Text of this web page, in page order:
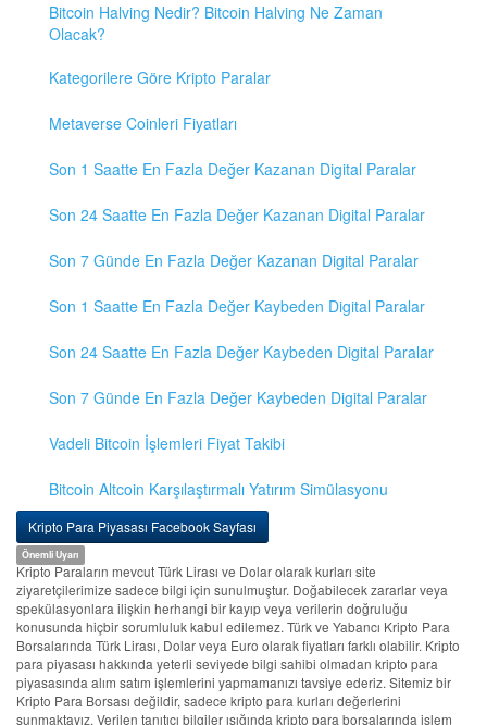
Bitcoin Halving Nedir? Bitcoin Halving Ne Zaman
Olacak?
Kategorilere Göre Kripto Paralar
Metaverse Coinleri Fiyatları
Son 1 Saatte En Fazla Değer Kazanan Digital Paralar
Son 24 Saatte En Fazla Değer Kazanan Digital Paralar
Son 7 Günde En Fazla Değer Kazanan Digital Paralar
Son 1 Saatte En Fazla Değer Kaybeden Digital Paralar
Son 24 Saatte En Fazla Değer Kaybeden Digital Paralar
Son 7 Günde En Fazla Değer Kaybeden Digital Paralar
Vadeli Bitcoin İşlemleri Fiyat Takibi
Bitcoin Altcoin Karşılaştırmalı Yatırım Simülasyonu
Kripto Para Piyasası Facebook Sayfası
Önemli Uyarı
Kripto Paraların mevcut Türk Lirası ve Dolar olarak kurları site
ziyaretçilerimize sadece bilgi için sunulmuştur. Doğabilecek zararlar veya
spekülasyonlara ilişkin herhangi bir kayıp veya verilerin doğruluğu
konusunda hiçbir sorumluluk kabul edilemez. Türk ve Yabancı Kripto Para
Borsalarında Türk Lirası, Dolar veya Euro olarak fiyatları farklı olabilir. Kripto
para piyasası hakkında yeterli seviyede bilgi sahibi olmadan kripto para
piyasasında alım satım işlemlerini yapmamanızı tavsiye ederiz. Sitemiz bir
Kripto Para Borsası değildir, sadece kripto para kurları değerlerini
sunmaktayız. Verilen tanıtıcı bilgiler ışığında kripto para borsalarında işlem